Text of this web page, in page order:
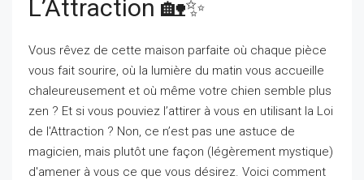
L’Attraction 🏡✨
Vous rêvez de cette maison parfaite où chaque pièce
vous fait sourire, où la lumière du matin vous accueille
chaleureusement et où même votre chien semble plus
zen ? Et si vous pouviez l’attirer à vous en utilisant la Loi
de l'Attraction ? Non, ce n’est pas une astuce de
magicien, mais plutôt une façon (légèrement mystique)
d'amener à vous ce que vous désirez. Voici comment